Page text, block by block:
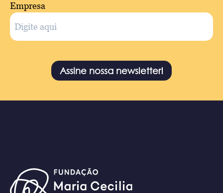
Empresa
Assine nossa newsletter!